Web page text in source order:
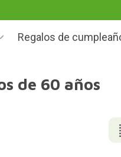
Regalos de
de 60 años